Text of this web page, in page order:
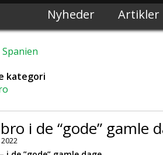
Nyheder Artikler
kategori
i de “gode” gamle